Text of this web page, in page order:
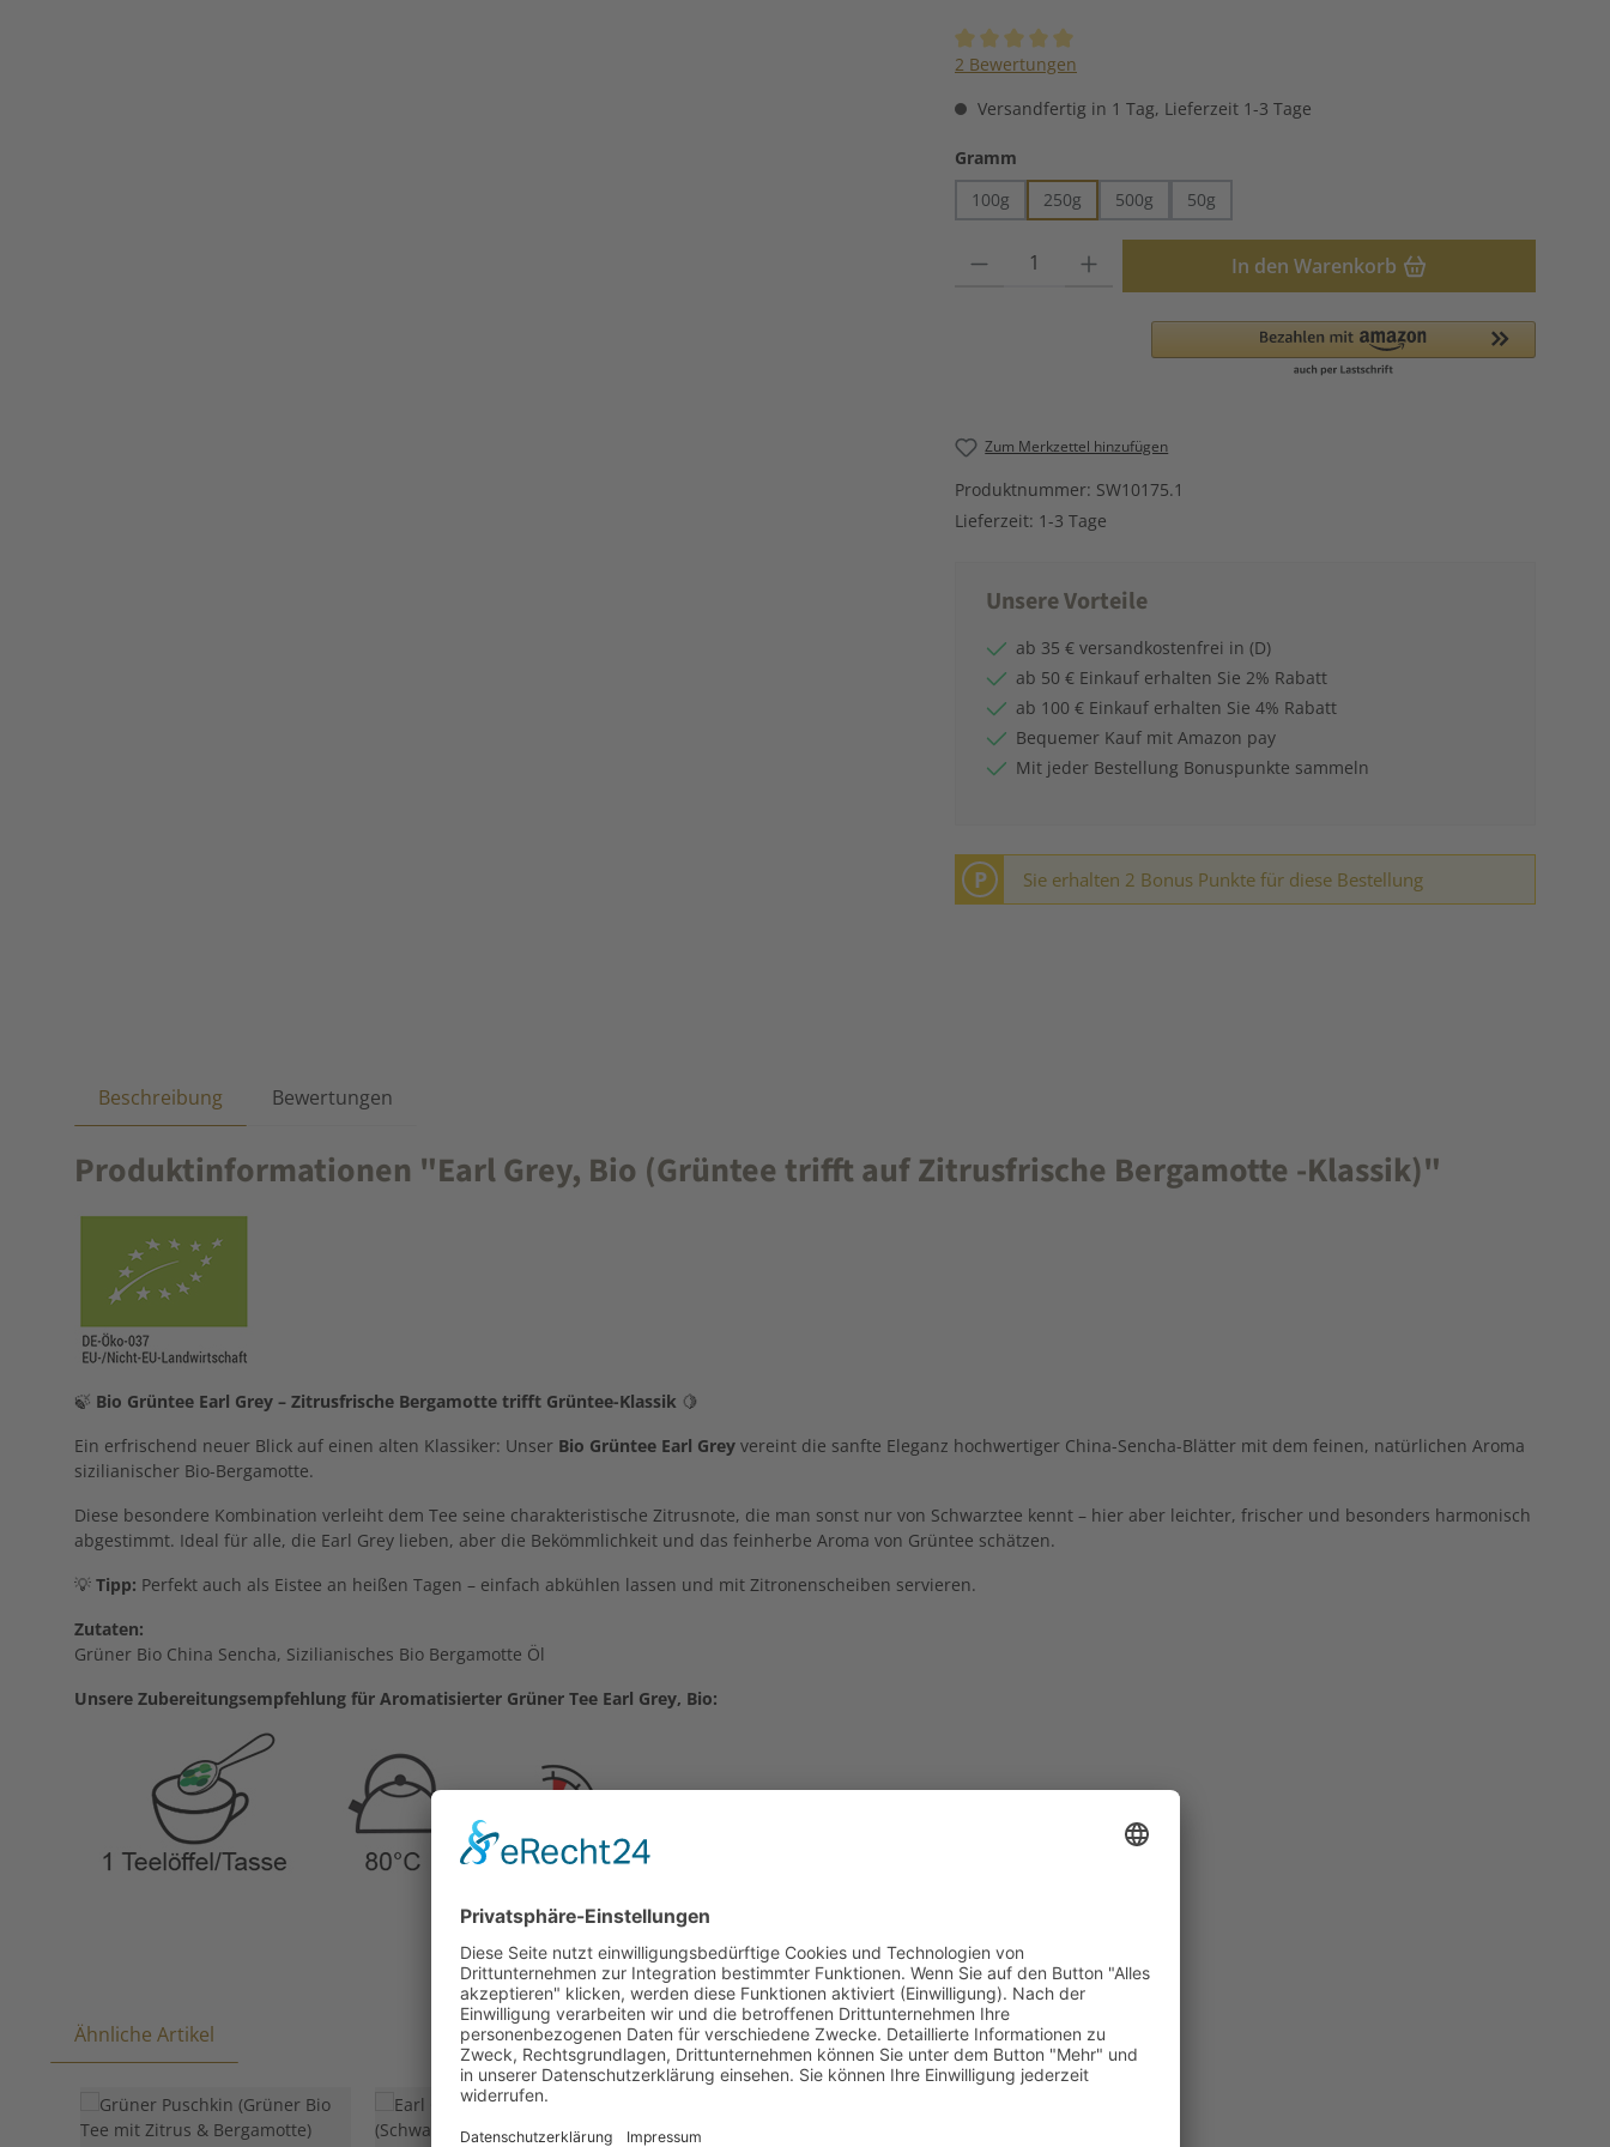
Durchschnittliche Bewertung von 5 von 5 Sternen
2 Bewertungen
Versandfertig in 1 Tag, Lieferzeit 1-3 Tage
Gramm
100g
250g 500g 50g
Produkt Anzahl: Gib den gewünschten Wert ein oder benutze die Schaltflächen
In den Warenkorb
Zum Merkzettel hinzufügen
Produktnummer: SW10175.1
Lieferzeit: 1-3 Tage
Unsere Vorteile
ab 35 € versandkostenfrei in (D)
ab 50 € Einkauf erhalten Sie 2% Rabatt
ab 100 € Einkauf erhalten Sie 4% Rabatt
Bequemer Kauf mit Amazon pay
Mit jeder Bestellung Bonuspunkte sammeln
P Sie erhalten 2 Bonus Punkte für diese Bestellung
Beschreibung Bewertungen
Produktinformationen "Earl Grey, Bio (Grüntee trifft auf Zitrusfrische Bergamotte -Klassik)"
🍃 Bio Grüntee Earl Grey – Zitrusfrische Bergamotte trifft Grüntee-Klassik 🍋
Ein erfrischend neuer Blick auf einen alten Klassiker: Unser Bio Grüntee Earl Grey vereint die sanfte Eleganz hochwertiger China-Sencha-Blätter mit dem feinen, natürlichen Aroma
sizilianischer Bio-Bergamotte.
Diese besondere Kombination verleiht dem Tee seine charakteristische Zitrusnote, die man sonst nur von Schwarztee kennt – hier aber leichter, frischer und besonders harmonisch
abgestimmt. Ideal für alle, die Earl Grey lieben, aber die Bekömmlichkeit und das feinherbe Aroma von Grüntee schätzen.
💡 Tipp: Perfekt auch als Eistee an heißen Tagen – einfach abkühlen lassen und mit Zitronenscheiben servieren.
Zutaten:
Grüner Bio China Sencha, Sizilianisches Bio Bergamotte Öl
Unsere Zubereitungsempfehlung für Aromatisierter Grüner Tee Earl Grey, Bio:
Ähnliche Artikel
Produktgalerie überspringen